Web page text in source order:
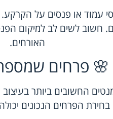
עמוד או פנסים על הקרקע.
חשוב לשים לב למיקום
האורחים.
🌸 פרחים
החשובים ביותר
בחירת הפרחים הנכונים